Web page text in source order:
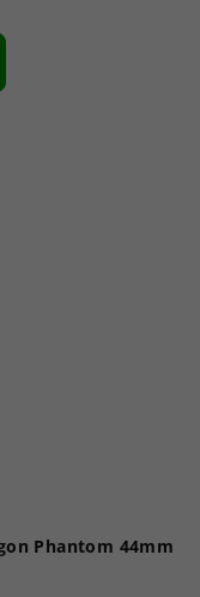
Phantom 44mm